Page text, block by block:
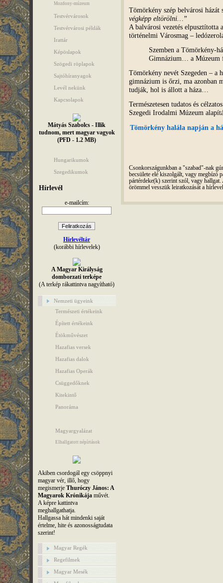
Mozdony-múzeum
Testvérvárosok
Testvérvárosi példák
Irattár
Képöslapok
Szögedi röplapok
Sajtóhíranyagok
Levél nekünk
Kapcsolapok
Mátyás Szabolcs - Illik
tudnom, mert magyar vagyok
(PFD - 1.2 MB)
Hungarikumok
Szegedikumok
Hírlevél
e-mailcím:
Hírlevéltár
(korábbi hírlevelek)
A Magyar Királyság
domborzati terképe
(A terkép rákattintva nagyítható)
Nemzeti ügyeink
Természeti értékeink
Épített értékeink
Étökművészet
Hazafias versek
Hazafias dalok
Hazafias Operák
Csüggedőknek
Kitekintő
Panoráma
Magyargyalázat
Elhallgatott népírtások
Akiben csordogál egy csöppnyi
magyar vér, illő, hogy
megismerje Thuróczy János: A
Magyarok Krónikájaművét.
A képre kattintva
meghallgathatja.
Hallgassa hát mindenki saját
értelme, hite és azonosságtudata
szerint!
Magyar Regék
Regefilmek
Magyar Mesék
Tömörkény szép belvárosi házát
végképp eltörölni…”
A balvárosi vezetés elpusztította
történelmi Városmag –
Szemben a Tömörkény-
Gimnázium… a Múzeum
Tömörkény nevét Szegeden – a
gimnázium is őrzi, ma azonban
tudják, hol is állott a háza…
Természetesen tudatos és
Szegedi Irodalmi Múzeum
Tömörkény halála napján a
Csonkországunkban a "szabad"-nak
becsülete elé kiszolgált, vagy megbízó
pártérdeke(k) szerint szól, vagy
örömmel vesszük leiratkozását a